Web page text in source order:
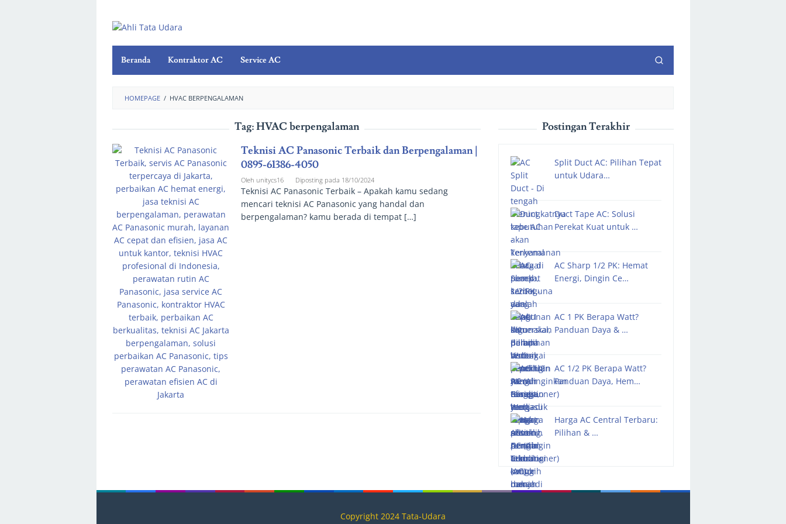
Beranda Kontraktor AC Service AC
HOMEPAGE / HVAC BERPENGALAMAN
Tag:HVAC berpengalaman
Teknisi AC Panasonic Terbaik dan Berpengalaman |
0895-61386-4050
Oleh unitycs16 Diposting pada 18/10/2024
Teknisi AC Panasonic Terbaik – Apakah kamu sedang
mencari teknisi AC Panasonic yang handal dan
berpengalaman? kamu berada di tempat […]
Postingan Terakhir
Split Duct AC: Pilihan Tepat
untuk Udara…
Duct Tape AC: Solusi
Perekat Kuat untuk …
AC Sharp 1/2 PK: Hemat
Energi, Dingin Ce…
AC 1 PK Berapa Watt?
Panduan Daya & …
AC 1/2 PK Berapa Watt?
Panduan Daya, Hem…
Harga AC Central Terbaru:
Pilihan & …
Copyright 2024 Tata-Udara